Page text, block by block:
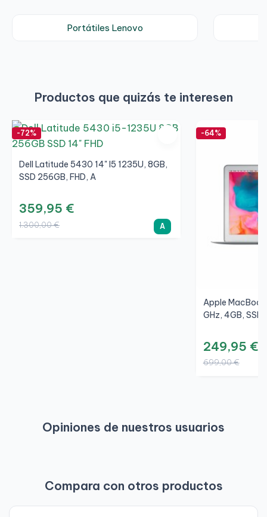
Portátiles Lenovo
Productos que quizás te interesen
-72%
Dell Latitude 5430 14" I5 1235U, 8GB,
SSD 256GB, FHD, A
359,95 €
1.300,00 € A
-64%
Apple MacBook
GHz, 4GB,
249,95 €
699,00 €
Opiniones de nuestros usuarios
Compara con otros productos
-